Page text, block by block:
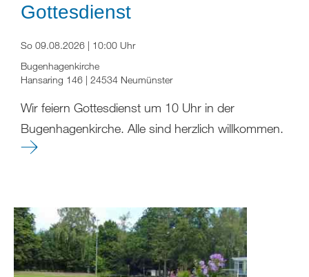
Gottesdienst
So 09.08.2026 | 10:00 Uhr
Bugenhagenkirche
Hansaring 146 | 24534 Neumünster
Wir feiern Gottesdienst um 10 Uhr in der
Bugenhagenkirche. Alle sind herzlich willkommen.